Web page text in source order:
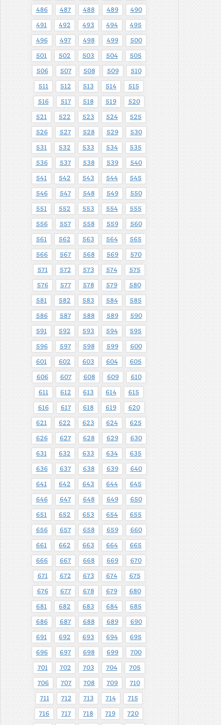
486 487 488 489 490
491 492 493 494 495
496 497 498 499 500
501 502 503 504 505
506 507 508 509 510
511 512 513 514 515
516 517 518 519 520
521 522 523 524 525
526 527 528 529 530
531 532 533 534 535
536 537 538 539 540
541 542 543 544 545
546 547 548 549 550
551 552 553 554 555
556 557 558 559 560
561 562 563 564 565
566 567 568 569 570
571 572 573 574 575
576 577 578 579 580
581 582 583 584 585
586 587 588 589 590
591 592 593 594 595
596 597 598 599 600
601 602 603 604 605
606 607 608 609 610
611 612 613 614 615
616 617 618 619 620
621 622 623 624 625
626 627 628 629 630
631 632 633 634 635
636 637 638 639 640
641 642 643 644 645
646 647 648 649 650
651 652 653 654 655
656 657 658 659 660
661 662 663 664 665
666 667 668 669 670
671 672 673 674 675
676 677 678 679 680
681 682 683 684 685
686 687 688 689 690
691 692 693 694 695
696 697 698 699 700
701 702 703 704 705
706 707 708 709 710
711 712 713 714 715
716 717 718 719 720